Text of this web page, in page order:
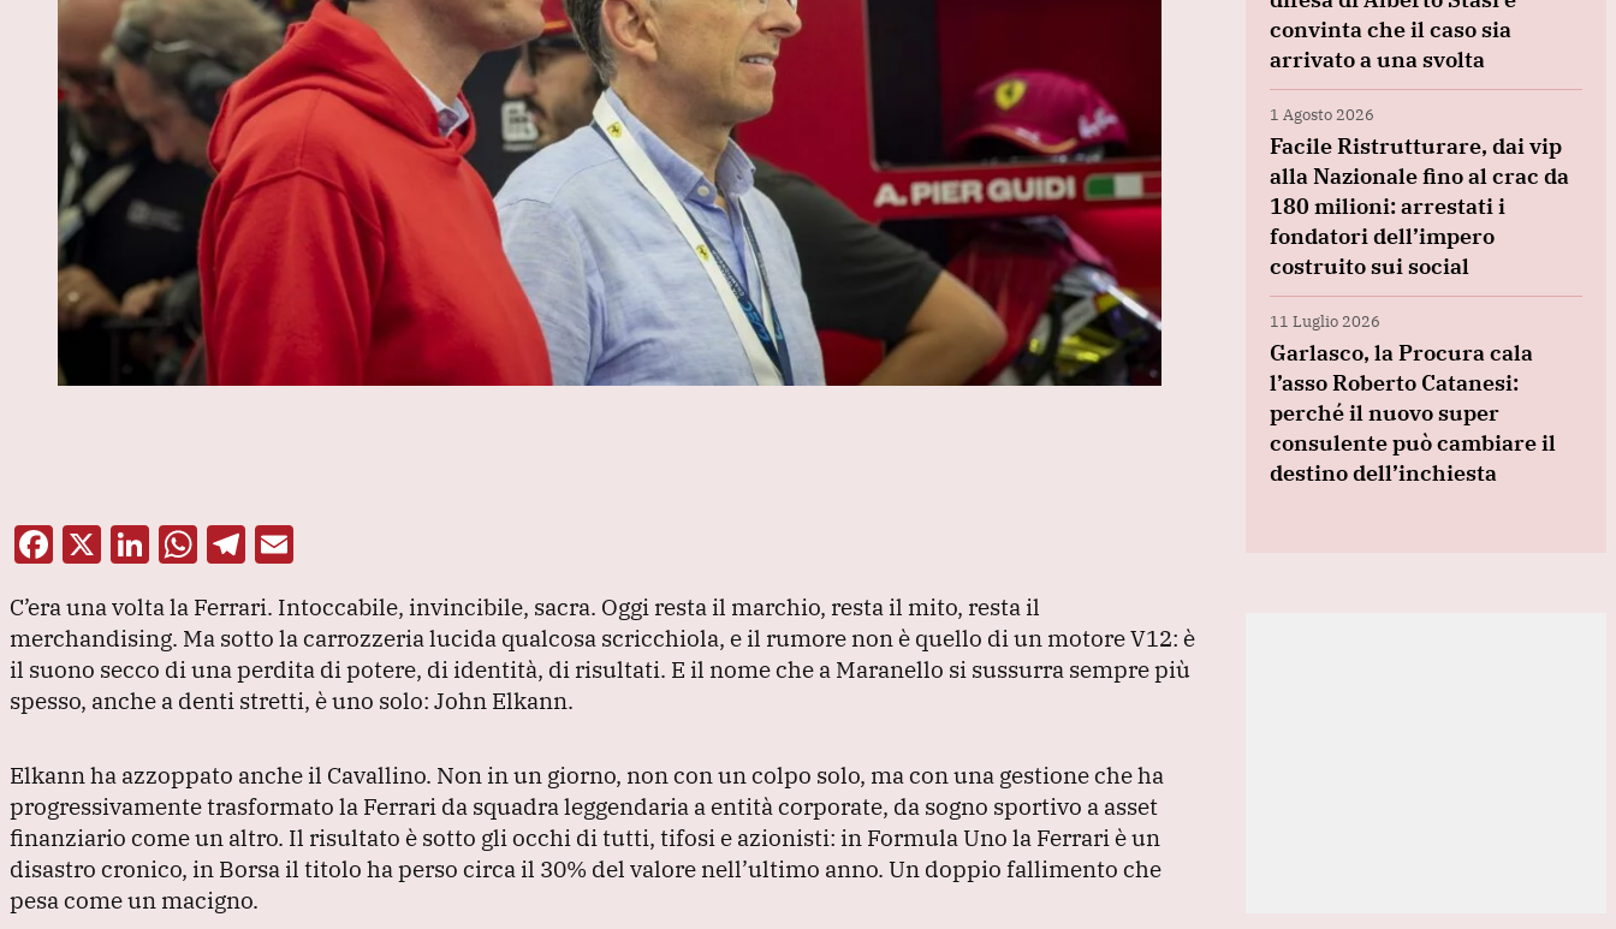
F
c
e
b
o
k
X Li
k
e
dI
W
at
s
A
p
T
e
gr
a
ai
l
C’era una volta la Ferrari. Intoccabile, invincibile, sacra. Oggi resta il marchio, resta il mito, resta il
merchandising. Ma sotto la carrozzeria lucida qualcosa scricchiola, e il rumore non è quello di un motore V12: è
il suono secco di una perdita di potere, di identità, di risultati. E il nome che a Maranello si sussurra sempre più
spesso, anche a denti stretti, è uno solo: John Elkann.
Elkann ha azzoppato anche il Cavallino. Non in un giorno, non con un colpo solo, ma con una gestione che ha
progressivamente trasformato la Ferrari da squadra leggendaria a entità corporate, da sogno sportivo a asset
finanziario come un altro. Il risultato è sotto gli occhi di tutti, tifosi e azionisti: in Formula Uno la Ferrari è un
disastro cronico, in Borsa il titolo ha perso circa il 30% del valore nell’ultimo anno. Un doppio fallimento che
pesa come un macigno.
convinta che il caso sia
arrivato a una svolta
1 Agosto 2026
Facile Ristrutturare, dai vip
alla Nazionale fino al crac da
180 milioni: arrestati i
fondatori dell’impero
costruito sui social
11 Luglio 2026
Garlasco, la Procura cala
l’asso Roberto Catanesi:
perché il nuovo super
consulente può cambiare il
destino dell’inchiesta